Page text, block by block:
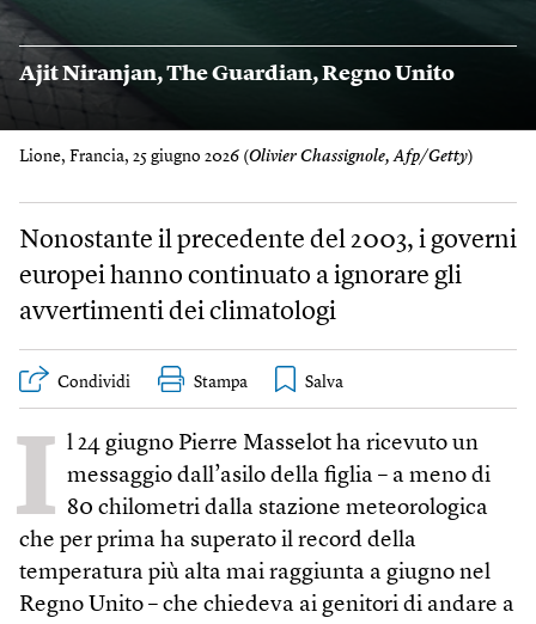
Lione, Francia, 25 giugno 2026 (Olivier Chassignole, Afp/Getty)
Ajit Niranjan,The Guardian,Regno Unito
Nonostante il precedente del 2003, i governi
europei hanno continuato a ignorare gli
avvertimenti dei climatologi
Condividi Stampa
I l 24 giugno Pierre Masselot ha ricevuto un
messaggio dall’asilo della figlia – a meno di
80 chilometri dalla stazione meteorologica
che per prima ha superato il record della
temperatura più alta mai raggiunta a giugno nel
Regno Unito – che chiedeva ai genitori di andare a